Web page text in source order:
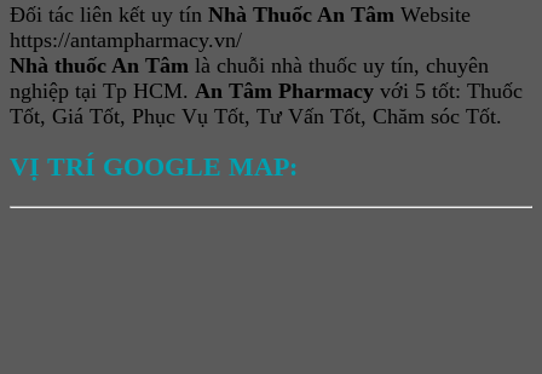
Đối tác liên kết uy tín Nhà Thuốc An Tâm Website
https://antampharmacy.vn/
Nhà thuốc An Tâm là chuỗi nhà thuốc uy tín, chuyên
nghiệp tại Tp HCM. An Tâm Pharmacy với 5 tốt: Thuốc
Tốt, Giá Tốt, Phục Vụ Tốt, Tư Vấn Tốt, Chăm sóc Tốt.
VỊ TRÍ GOOGLE MAP: